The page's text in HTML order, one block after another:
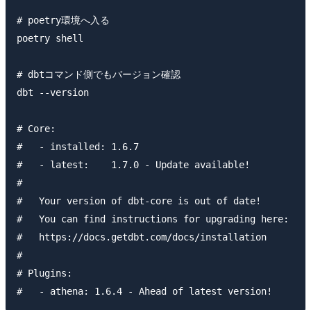
# poetry環境へ入る
poetry shell
# dbtコマンド側でもバージョン確認
dbt --version
# Core:
#   - installed: 1.6.7
#   - latest:    1.7.0 - Update available!
#
#   Your version of dbt-core is out of date!
#   You can find instructions for upgrading here:
#   https://docs.getdbt.com/docs/installation
#
# Plugins: